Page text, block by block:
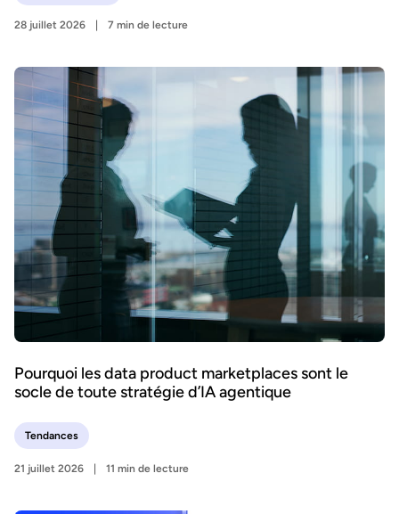
28 juillet 2026 7 min de lecture
Pourquoi les data product marketplaces sont le
socle de toute stratégie d’IA agentique
Tendances
21 juillet 2026 11 min de lecture